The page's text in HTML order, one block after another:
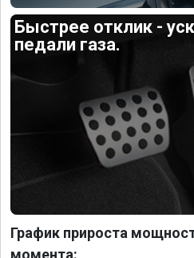
Быстрее отклик -
педали газа.
График прироста
момента: